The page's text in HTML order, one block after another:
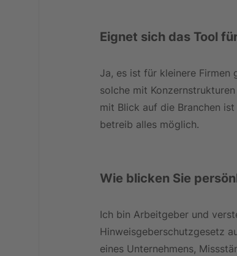
Eignet sich das Tool
Ja, es ist für kleinere Firmen
solche mit
mit Blick auf die Branchen
betreib alles möglich.
Wie blicken Sie
Ich bin Arbeitgeber und
Hinweisgeberschutzgesetz
eines Unternehmens,